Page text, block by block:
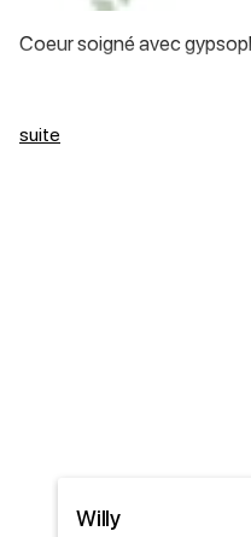
Coeur soigné avec
suite
Willy